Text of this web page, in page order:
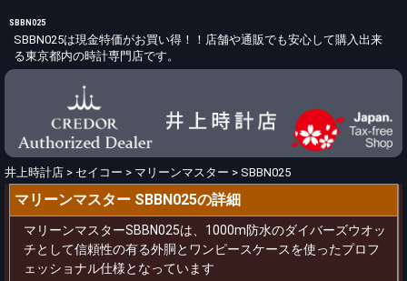
SBBN025
SBBN025は現金特価がお買い得！！店舗や通販でも安心して購入出来
る東京都内の時計専門店です。
井上時計店 > セイコー > マリーンマスター > SBBN025
マリーンマスター SBBN025の詳細
マリーンマスターSBBN025は、1000m防水のダイバーズウオッ
チとして信頼性の有る外胴とワンピースケースを使ったプロフ
ェッショナル仕様となっています